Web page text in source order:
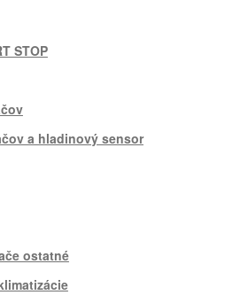
STOP
a hladinový sensor
ostatné